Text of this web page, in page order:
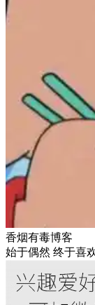
香烟有毒博客
始于偶然 终于喜